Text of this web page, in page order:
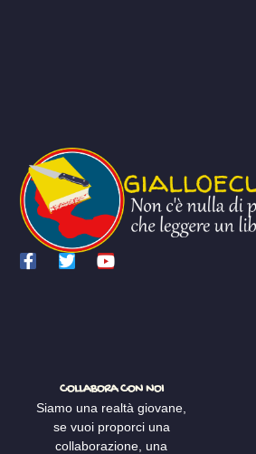
COLLABORA CON NOI
Siamo una realtà giovane,
se vuoi proporci una
collaborazione, una